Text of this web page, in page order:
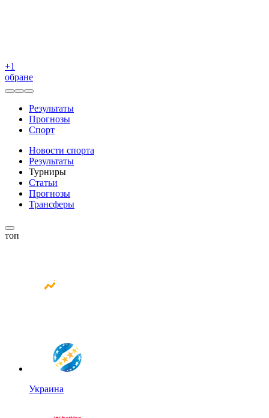
+1
обране
Результаты
Прогнозы
Спорт
Новости спорта
Результаты
Турниры
Статьи
Прогнозы
Трансферы
топ
Украина